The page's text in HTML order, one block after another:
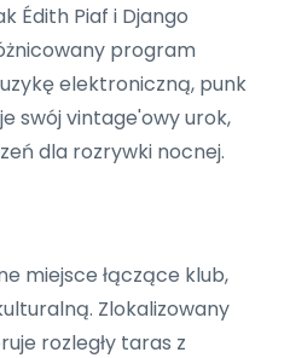
Édith Piaf i Django
program
elektroniczną, punk
swój vintage'owy urok,
dla rozrywki nocnej.
miejsce łączące klub,
Zlokalizowany
rozległy taras z